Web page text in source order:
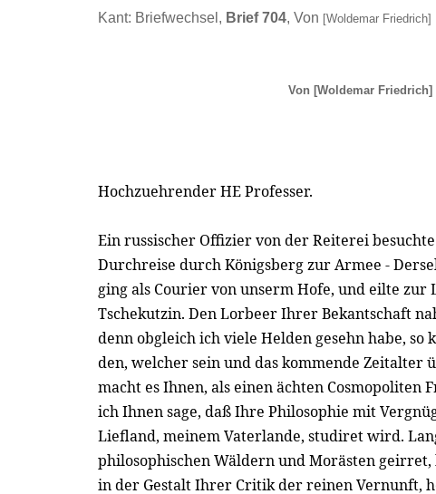
Kant: Briefwechsel, Brief 704, Von [Woldemar Friedrich]
Von [Woldemar Friedrich]
Hochzuehrender HE Professer.
Ein russischer Offizier von der Reiterei
Durchreise durch Königsberg zur Armee -
ging als Courier von unserm Hofe, und eilte
Tschekutzin. Den Lorbeer Ihrer Bekantschaft
denn obgleich ich viele Helden gesehn habe, so
den, welcher sein und das kommende Zeitalter
macht es Ihnen, als einen ächten Cosmopoliten
ich Ihnen sage, daß Ihre Philosophie mit
Liefland, meinem Vaterlande, studiret wird.
philosophischen Wäldern und Morästen
in der Gestalt Ihrer Critik der reinen Vernunft,